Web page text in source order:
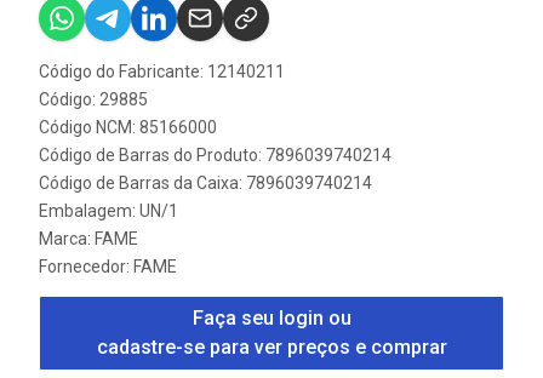
Código do Fabricante: 12140211
Código: 29885
Código NCM: 85166000
Código de Barras do Produto: 7896039740214
Código de Barras da Caixa: 7896039740214
Embalagem: UN/1
Marca: FAME
Fornecedor: FAME
Faça seu login ou
cadastre-se para ver preços e comprar